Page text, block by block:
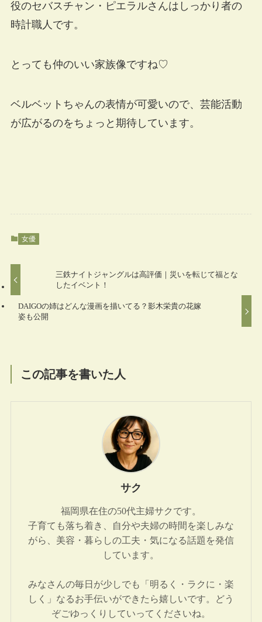
役のセバスチャン・ピエラルさんはしっかり者の
時計職人です。
とっても仲のいい家族像ですね♡
ベルベットちゃんの表情が可愛いので、芸能活動
が広がるのをちょっと期待しています。
女優
三鉄ナイトジャングルは高評価｜災いを転じて福とな
したイベント！
DAIGOの姉はどんな漫画を描いてる？影木栄貴の花嫁
姿も公開
この記事を書いた人
サク
福岡県在住の50代主婦サクです。
子育ても落ち着き、自分や夫婦の時間を楽しみな
がら、美容・暮らしの工夫・気になる話題を発信
しています。
みなさんの毎日が少しでも「明るく・ラクに・楽
しく」なるお手伝いができたら嬉しいです。どう
ぞごゆっくりしていってくださいね。